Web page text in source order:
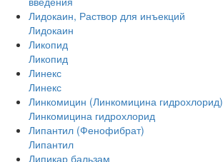
Лидокаин, Раствор для инъекций
Лидокаин
Ликопид
Ликопид
Линекс
Линекс
Линкомицин (Линкомицина гидрохлорид)
Линкомицина гидрохлорид
Липантил (Фенофибрат)
Липантил
Липикар бальзам